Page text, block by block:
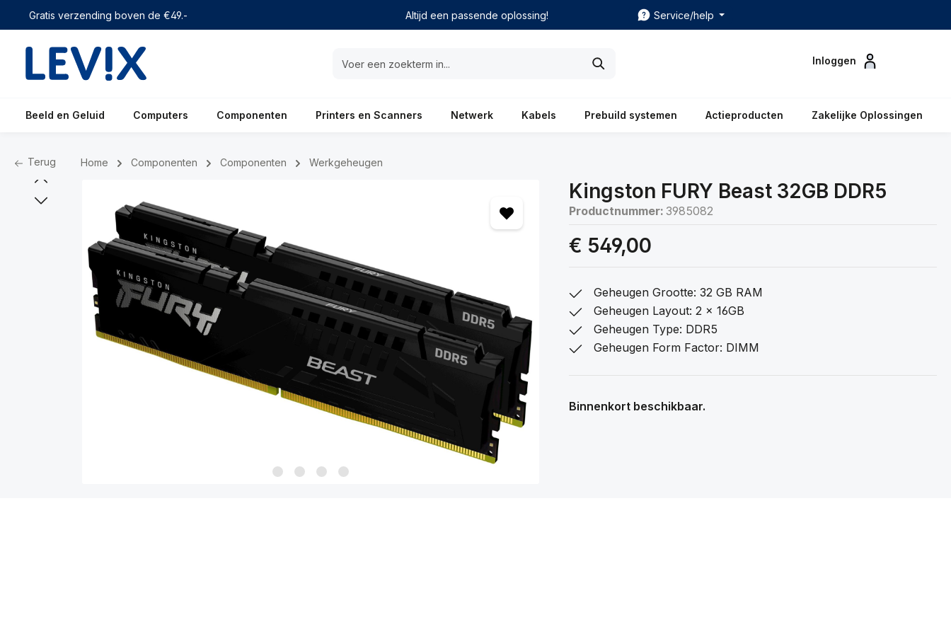
Ga naar de hoofdnavigatie
Gratis verzending boven de €49.- Altijd een passende oplossing! Service/help
Inloggen
Beeld en Geluid Computers Componenten Printers en Scanners Netwerk Kabels Prebuild systemen Actieproducten Zakelijke Oplossingen
Terug Home Componenten Componenten Werkgeheugen
Kingston FURY Beast 32GB DDR5
Productnummer: 3985082
€ 549,00
Geheugen Grootte: 32 GB RAM
Geheugen Layout: 2 x 16GB
Geheugen Type: DDR5
Geheugen Form Factor: DIMM
Binnenkort beschikbaar.